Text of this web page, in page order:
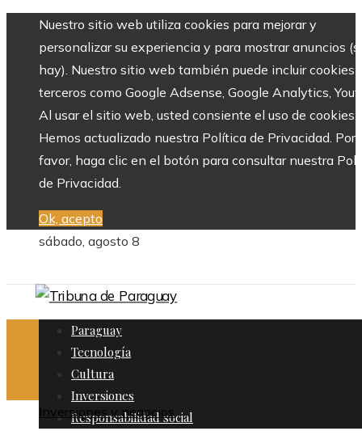
Nuestro sitio web utiliza cookies para mejorar y
personalizar su experiencia y para mostrar anuncios
hay). Nuestro sitio web también puede incluir cookies
terceros como Google Adsense, Google Analytics,
Al usar el sitio web, usted consiente el uso de cookies.
Hemos actualizado nuestra Política de Privacidad. Por
favor, haga clic en el botón para consultar nuestra
de Privacidad.
Ok, acepto
sábado, agosto 8
Paraguay
Tecnología
Cultura
Inversiones
Responsabilidad social
Inversiones y negocios